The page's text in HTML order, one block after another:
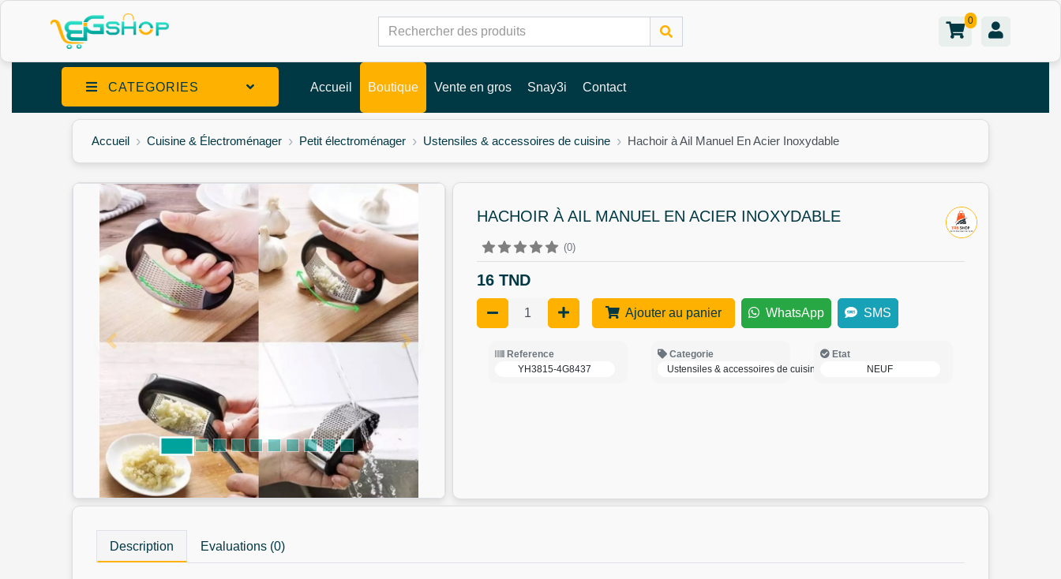
0
CATEGORIES Accueil Boutique Vente en gros Snay3i Contact
Accueil Cuisine & Électroménager Petit électroménager Ustensiles & accessoires de cuisine Hachoir à Ail Manuel En Acier Inoxydable
HACHOIR À AIL MANUEL EN ACIER INOXYDABLE
(0)
16 TND
Ajouter au panier WhatsApp SMS
Reference
YH3815-4G8437
Categorie
Ustensiles & accessoires de cuisine
Etat
NEUF
Description Evaluations (0)